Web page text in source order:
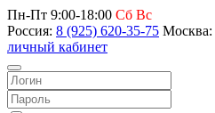
Пн-Пт 9:00-18:00 Сб Вс
Россия: 8 (925) 620-35-75 Москва:
личный кабинет